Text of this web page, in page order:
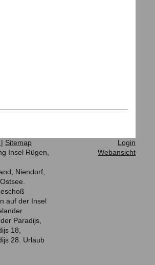
| Sitemap
Insel Rügen,
Niendorf,
auf der Insel
Paradijs,
18,
28. Urlaub
Login
Webansicht